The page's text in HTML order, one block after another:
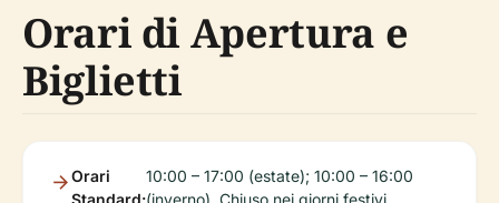
Orari di Apertura e
Biglietti
Orari
Standard:
10:00 – 17:00 (estate); 10:00 – 16:00
(inverno). Chiuso nei giorni festivi